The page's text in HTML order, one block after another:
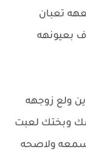
تعبان
بعيونهه
ولع زوجهه
وبختك لعبت
سمعه ولاصحه